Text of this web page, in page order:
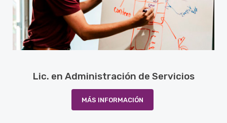
Lic. en Administración de Servicios
MÁS INFORMACIÓN